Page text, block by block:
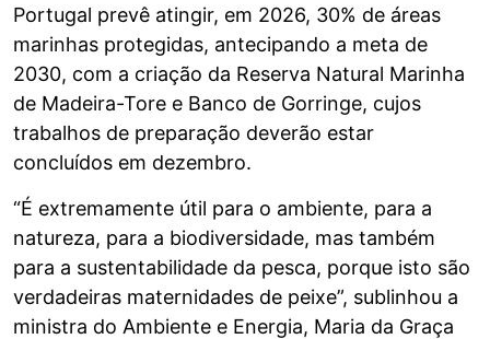
Portugal prevê atingir, em 2026, 30% de áreas
marinhas protegidas, antecipando a meta de
2030, com a criação da Reserva Natural Marinha
de Madeira-Tore e Banco de Gorringe, cujos
trabalhos de preparação deverão estar
concluídos em dezembro.
“É extremamente útil para o ambiente, para a
natureza, para a biodiversidade, mas também
para a sustentabilidade da pesca, porque isto são
verdadeiras maternidades de peixe”, sublinhou a
ministra do Ambiente e Energia, Maria da Graça